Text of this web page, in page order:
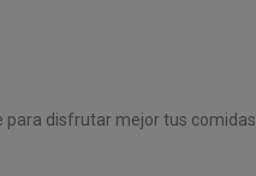
para disfrutar mejor tus comidas.